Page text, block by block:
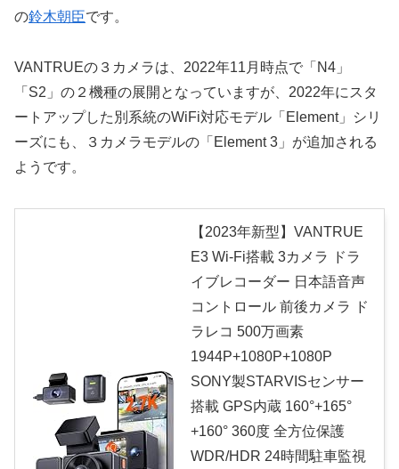
の鈴木朝臣です。
VANTRUEの３カメラは、2022年11月時点で「N4」
「S2」の２機種の展開となっていますが、2022年にスタ
ートアップした別系統のWiFi対応モデル「Element」シリ
ーズにも、３カメラモデルの「Element 3」が追加される
ようです。
【2023年新型】VANTRUE
E3 Wi-Fi搭載 3カメラ ドラ
イブレコーダー 日本語音声
コントロール 前後カメラ ド
ラレコ 500万画素
1944P+1080P+1080P
SONY製STARVISセンサー
搭載 GPS内蔵 160°+165°
+160° 360度 全方位保護
WDR/HDR 24時間駐車監視